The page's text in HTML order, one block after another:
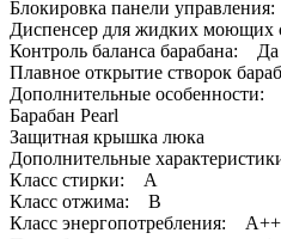
Блокировка панели
Диспенсер для жидких
Контроль баланса барабана: Да
Плавное открытие створок
Дополнительные особенности:
Барабан Pearl
Защитная крышка люка
Дополнительные
Класс стирки: A
Класс отжима: B
Класс энергопотребления: